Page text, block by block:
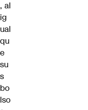
, al
ig
ual
qu
e
su
s
bo
lso